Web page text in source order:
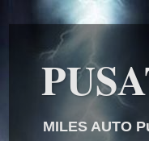
MILES AUTO